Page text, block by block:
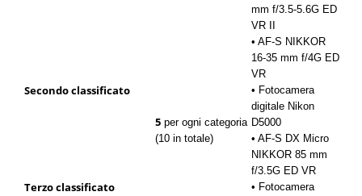
mm f/3.5-5.6G ED
VR II
• AF-S NIKKOR
16-35 mm f/4G ED
VR
Secondo classificato
5 per ogni categoria
(10 in totale)
• Fotocamera
digitale Nikon
D5000
• AF-S DX Micro
NIKKOR 85 mm
f/3.5G ED VR
Terzo classificato
• Fotocamera